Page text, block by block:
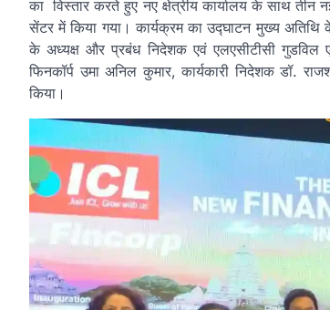
का विस्तार करते हुए नए क्षेत्रीय कार्यालय के साथ
सेंटर में किया गया। कार्यक्रम का उद्घाटन मुख्य अतिथि
के अध्यक्ष और प्रबंध निदेशक एवं एलएसीटीसी
फिनकॉर्प उमा अनिल कुमार, कार्यकारी निदेशक डॉ.
किया।